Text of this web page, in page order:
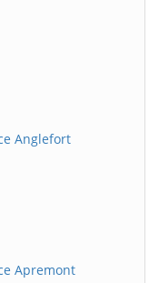
Anglefort
Apremont